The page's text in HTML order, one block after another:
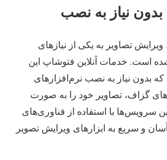
نیاز به نصب
ویرایش تصاویر به یکی از نیازهای
است. خدمات آنلاین فتوشاپ این
بدون نیاز به نصب نرم‌افزارهای
گزاف، تصاویر خود را به صورت
سرویس‌ها با استفاده از فناوری‌های
و سریع به ابزارهای ویرایش تصویر